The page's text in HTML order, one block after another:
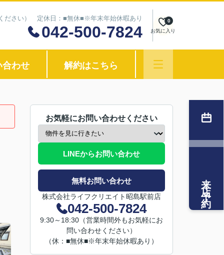
ださい） 定休日：■無休■※年末年始休暇あり
042-500-7824 お気に入り
0
合わせ 解約はこちら
お気軽にお問い合わせください
LINEからお問い合わせ
無料お問い合わせ
株式会社ライフクリエイト昭島駅前店
042-500-7824
9:30～18:30（営業時間外もお気軽にお
問い合わせください）
（休：■無休■※年末年始休暇あり）
来店予約